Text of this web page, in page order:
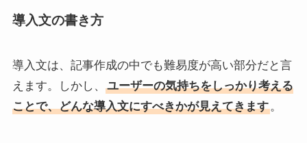
導入文の書き方
導入文は、記事作成の中でも難易度が高い部分だと言
えます。しかし、
ユーザーの気持ちをしっかり考える
ことで、どんな導入文にすべきかが見えてきます。